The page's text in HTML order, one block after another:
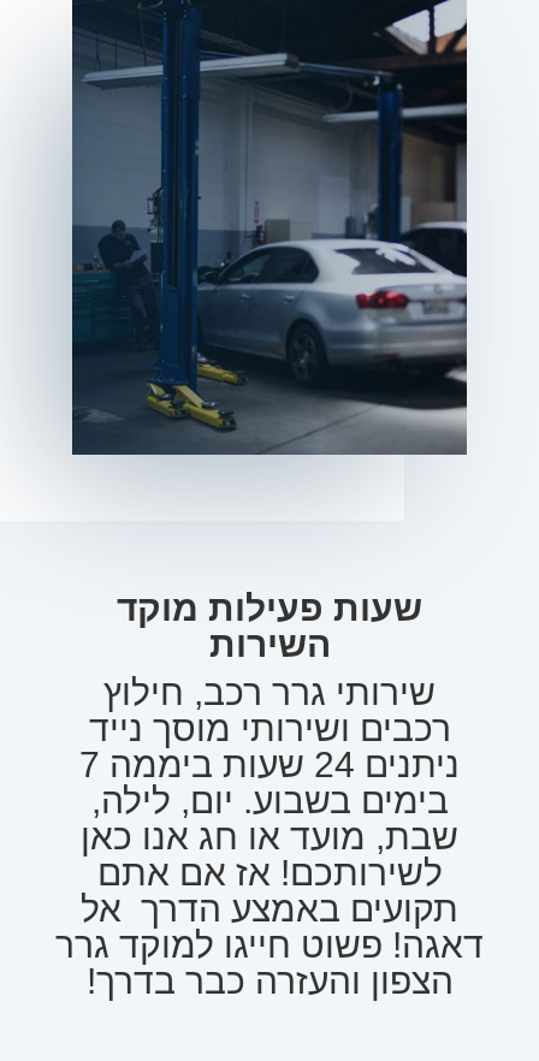
שעות פעילות מוקד
השירות
שירותי גרר רכב, חילוץ
רכבים ושירותי מוסך נייד
ניתנים 24 שעות ביממה 7
בימים בשבוע. יום, לילה,
שבת, מועד או חג אנו כאן
לשירותכם! אז אם אתם
תקועים באמצע הדרך אל
דאגה! פשוט חייגו למוקד גרר
הצפון והעזרה כבר בדרך!